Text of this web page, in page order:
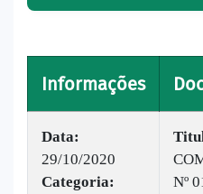
Informações
Data:
29/10/2020
Categoria:
Nº